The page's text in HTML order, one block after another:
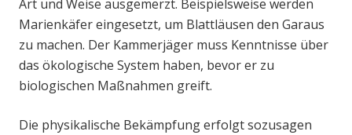
Art und Weise ausgemerzt. Beispielsweise werden
Marienkäfer eingesetzt, um Blattläusen den Garaus
zu machen. Der Kammerjäger muss Kenntnisse über
das ökologische System haben, bevor er zu
biologischen Maßnahmen greift.
Die physikalische Bekämpfung erfolgt sozusagen